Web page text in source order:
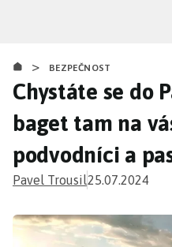
obsahu
> BEZPEČNOST
Chystáte se do
baget tam na
podvodníci a
Pavel Trousil25.07.2024